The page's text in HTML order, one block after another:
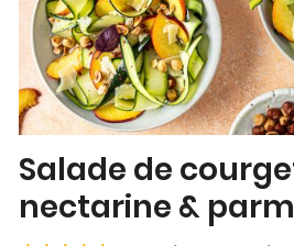
Salade de
nectarine &